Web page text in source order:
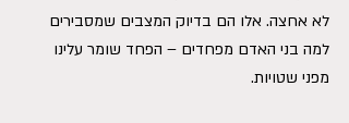
לא אחצה. אלו הם בדיוק המצבים שמסבירים
למה בני האדם מפחדים – הפחד שומר עלינו
מפני שטויות.